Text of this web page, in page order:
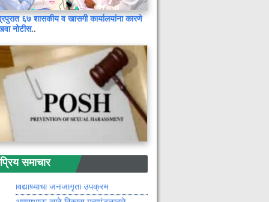
६७ शासकीय व खासगी कार्यालयांना कारणे
नोटीस..
समाचार
राज्यात ३४ ठिकाणी गोवरचा उद्रेक :
कोरोनापेक्षा पाच पट वेगाने पसरतोय
गडचिरोली महिला व बाल रुग्णालयातील
अव्यवस्था : आभा ॲप प्रक्रियेमुळे रुग्ण
त्रस्त, बालरोग विभागातही गैरसोयींच्या
तक्रारी
छोट्या व्यवसायाचे रूपांतर मोठ्या उद्योगात
करा : बँक ऑफ महाराष्ट्राचे
महाव्यवस्थापक विजय कांबळे
नागपूर : संघ मुख्यालयाभोवती २८ मार्चपर्यंत
खतांचा पुरवठा
पीएम श्री साईबाबा प्राथमिक शाळेच्या
विद्यार्थ्यांचा जनजागृती उपक्रम